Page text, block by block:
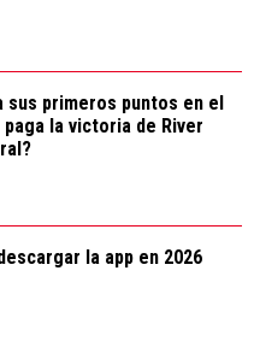
sus primeros puntos en el
paga la victoria de River
la app en 2026